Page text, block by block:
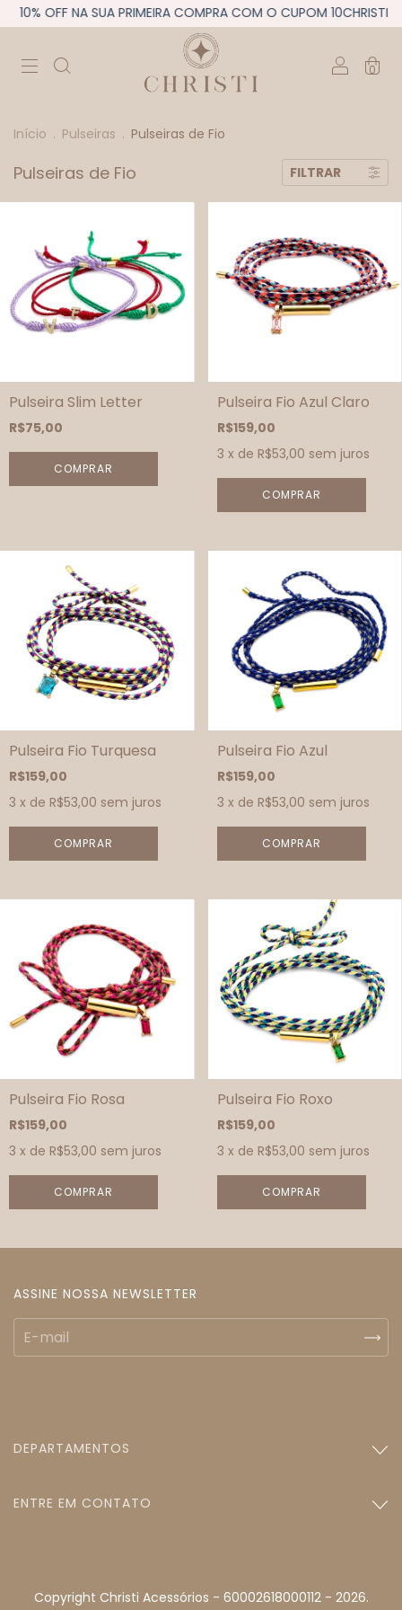
10% OFF NA SUA PRIMEIRA COMPRA COM O CUPOM 10CHRISTI
0
Início . Pulseiras . Pulseiras de Fio
Pulseiras de Fio FILTRAR
Pulseira Slim Letter
R$75,00
COMPRAR
Pulseira Fio Azul Claro
R$159,00
3 x de R$53,00 sem juros
Pulseira Fio Turquesa
R$159,00
3 x de R$53,00 sem juros
Pulseira Fio Azul
R$159,00
3 x de R$53,00 sem juros
Pulseira Fio Rosa
R$159,00
3 x de R$53,00 sem juros
Pulseira Fio Roxo
R$159,00
3 x de R$53,00 sem juros
ASSINE NOSSA NEWSLETTER
DEPARTAMENTOS
ENTRE EM CONTATO
Copyright Christi Acessórios - 60002618000112 - 2026.